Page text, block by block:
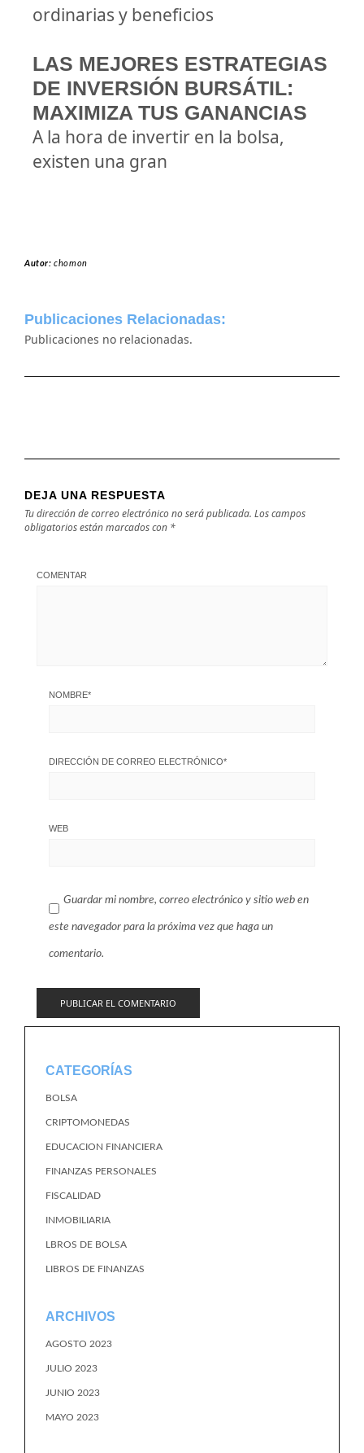
ordinarias y beneficios
LAS MEJORES ESTRATEGIAS
DE INVERSIÓN BURSÁTIL:
MAXIMIZA TUS GANANCIAS
A la hora de invertir en la bolsa,
existen una gran
Autor:chomon
Publicaciones Relacionadas:
Publicaciones no relacionadas.
DEJA UNA RESPUESTA
Tu dirección de correo electrónico no será publicada. Los campos
obligatorios están marcados con *
COMENTAR
NOMBRE*
DIRECCIÓN DE CORREO ELECTRÓNICO*
WEB
Guardar mi nombre, correo electrónico y sitio web en
este navegador para la próxima vez que haga un
comentario.
CATEGORÍAS
BOLSA
CRIPTOMONEDAS
EDUCACION FINANCIERA
FINANZAS PERSONALES
FISCALIDAD
INMOBILIARIA
LBROS DE BOLSA
LIBROS DE FINANZAS
ARCHIVOS
AGOSTO 2023
JULIO 2023
JUNIO 2023
MAYO 2023